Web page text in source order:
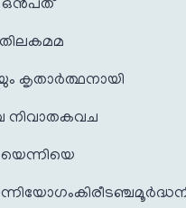
ഒൻപത്
കൃതാര്‍ത്ഥനായി
നിവാതകവച